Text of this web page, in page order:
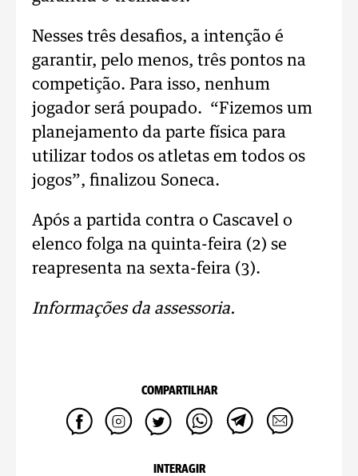
Nesses três desafios, a intenção é
garantir, pelo menos, três pontos na
competição. Para isso, nenhum
jogador será poupado. “Fizemos um
planejamento da parte física para
utilizar todos os atletas em todos os
jogos”, finalizou Soneca.
Após a partida contra o Cascavel o
elenco folga na quinta-feira (2) se
reapresenta na sexta-feira (3).
Informações da assessoria.
COMPARTILHAR
INTERAGIR